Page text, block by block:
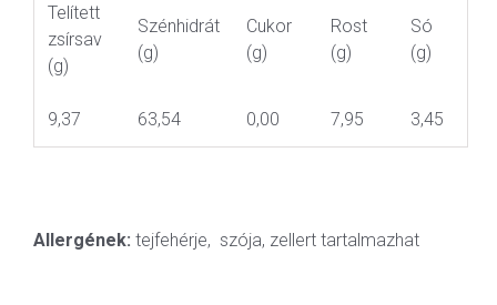
Telített
zsírsav
(g)
Szénhidrát
(g)
Cukor
(g)
Rost
(g)
Só
(g)
9,37 63,54 0,00 7,95 3,45
Allergének: tejfehérje, szója, zellert tartalmazhat